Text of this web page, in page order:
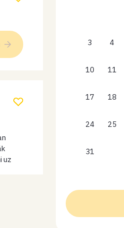
uz
3 4
10 11
17 18
24 25
31